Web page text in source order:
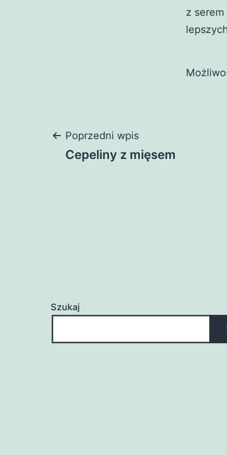
z
Nawigacja
Poprzedni wpis
Cepeliny z mięsem
Szukaj